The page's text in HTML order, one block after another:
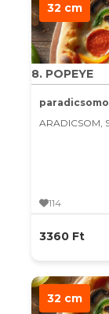
32 cm
8. POPEYE
ARADICSOM,
114
3360 Ft
32 cm